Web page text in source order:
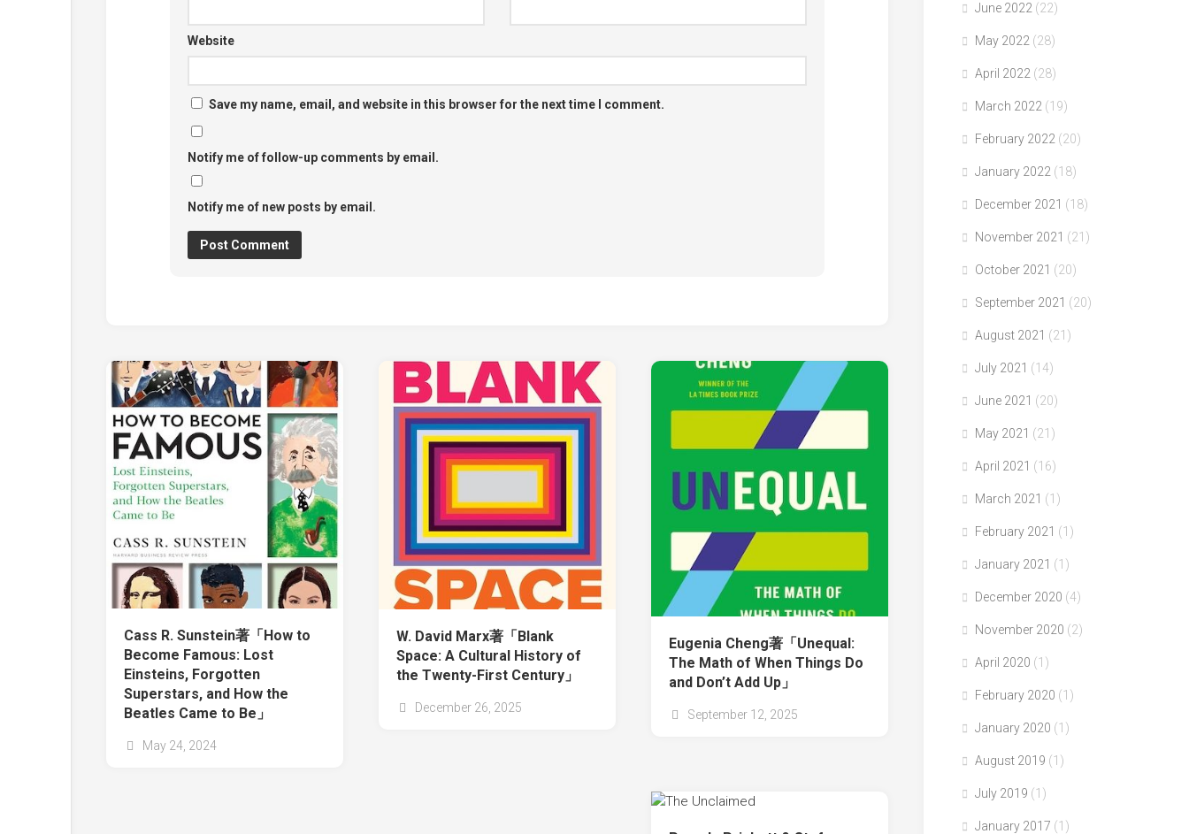
Website
Save my name, email, and website in this browser for the next time I comment.
Notify me of follow-up comments by email.
Notify me of new posts by email.
Cass R. Sunstein著「How to
Become Famous: Lost
Einsteins, Forgotten
Superstars, and How the
Beatles Came to Be」
May 24, 2024
W. David Marx著「Blank
Space: A Cultural History of
the Twenty-First Century」
December 26, 2025
Eugenia Cheng著「Unequal:
The Math of When Things Do
and Don’t Add Up」
September 12, 2025
June 2022 (22)
May 2022 (28)
April 2022 (28)
March 2022 (19)
February 2022 (20)
January 2022 (18)
December 2021 (18)
November 2021 (21)
October 2021 (20)
September 2021 (20)
August 2021 (21)
July 2021 (14)
June 2021 (20)
May 2021 (21)
April 2021 (16)
March 2021 (1)
February 2021 (1)
January 2021 (1)
December 2020 (4)
November 2020 (2)
April 2020 (1)
February 2020 (1)
January 2020 (1)
August 2019 (1)
July 2019 (1)
January 2017 (1)